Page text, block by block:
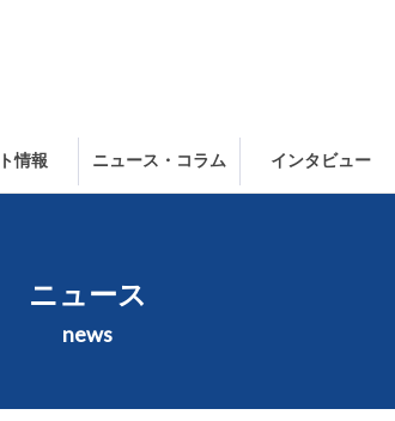
情報 ニュース・コラム インタビュー
ニュース
news